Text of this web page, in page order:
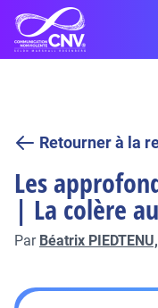
Retourner à la
Les
| La colère
Par Béatrix PIEDTENU,